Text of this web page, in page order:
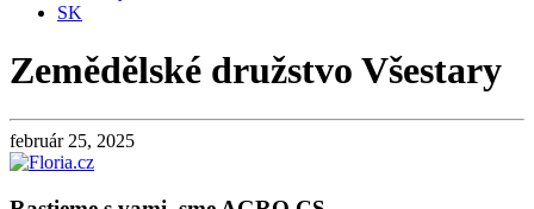
SK
Zemědělské družstvo Všestary
február 25, 2025